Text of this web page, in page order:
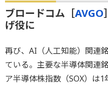
ブロードコム［AVGO
げ役に
再び、AI（人工知能）関連
ている。主要な半導体関連
ア半導体株指数（SOX）は